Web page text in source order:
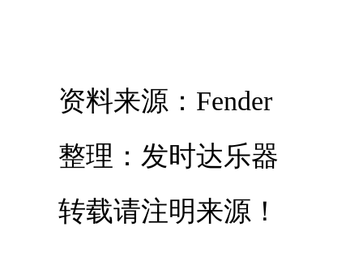
资料来源：Fender
整理：发时达乐器
转载请注明来源！